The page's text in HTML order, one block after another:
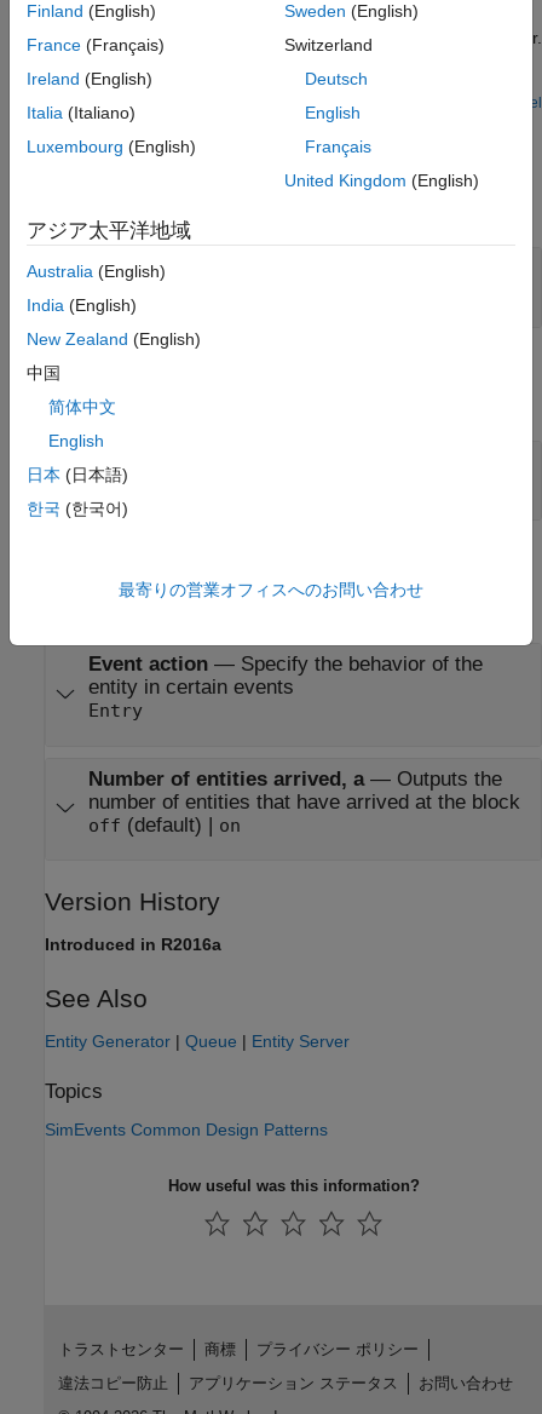
An M/M/1 queue is a queuing system that has a Poisson arrival
process, an exponential service time distribution, and one server.
This example models an M/M/1 queuing system with a single
traffic source and infinite storage capacity.
Open Model
Ports
Port_1—
Output
expand all
Port_a
scalar
Event action— Specify the behavior of the
entity in certain events
Entry
Number of entities arrived, a— Outputs the
number of entities that have arrived at the block
off (default) | on
Version History
Introduced in R2016a
See Also
Entity Generator | Queue | Entity Server
Topics
SimEvents Common Design Patterns
How useful was this information?
Finland (English)
France (Français)
Ireland (English)
Italia (Italiano)
Luxembourg (English)
Sweden (English)
Switzerland
Deutsch
English
Français
United Kingdom (English)
アジア太平洋地域
Australia (English)
India (English)
New Zealand (English)
中国
简体中文
English
日本 (日本語)
한국 (한국어)
最寄りの営業オフィスへのお問い合わせ
トラストセンター 商標
プライバシー ポリシー
違法コピー防止
アプリケーション ステータス
お問い合わせ